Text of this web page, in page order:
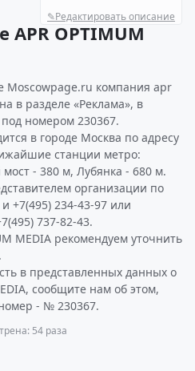
✎Редактировать описание
OPTIMUM
Moscowpage.ru компания apr
в разделе «Реклама», в
номером 230367.
в городе Москва по адресу
станции метро:
- 380 м, Лубянка - 680 м.
организации по
+7(495) 234-43-97 или
737-82-43.
MEDIA рекомендуем уточнить
в представленных данных о
сообщите нам об этом,
- № 230367.
54 раза